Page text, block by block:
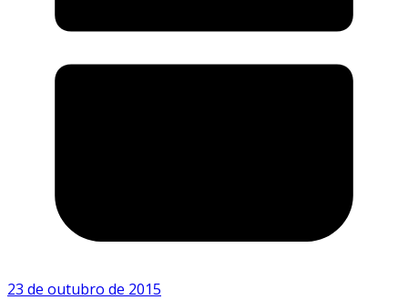
23 de outubro de 2015